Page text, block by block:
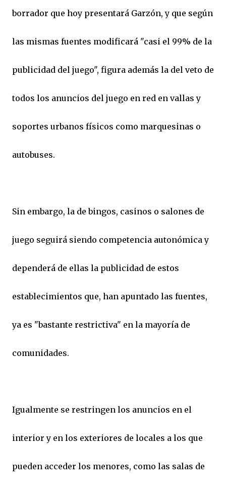
borrador que hoy presentará Garzón, y que según
las mismas fuentes modificará "casi el 99% de la
publicidad del juego", figura además la del veto de
todos los anuncios del juego en red en vallas y
soportes urbanos físicos como marquesinas o
autobuses.
Sin embargo, la de bingos, casinos o salones de
juego seguirá siendo competencia autonómica y
dependerá de ellas la publicidad de estos
establecimientos que, han apuntado las fuentes,
ya es "bastante restrictiva" en la mayoría de
comunidades.
Igualmente se restringen los anuncios en el
interior y en los exteriores de locales a los que
pueden acceder los menores, como las salas de